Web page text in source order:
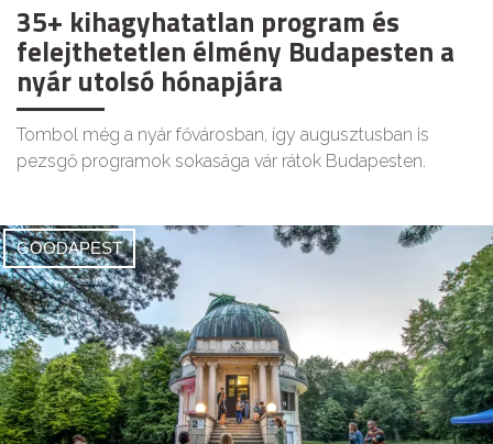
35+ kihagyhatatlan program és
felejthetetlen élmény Budapesten a
nyár utolsó hónapjára
Tombol még a nyár fővárosban, így augusztusban is
pezsgő programok sokasága vár rátok Budapesten.
GOODAPEST